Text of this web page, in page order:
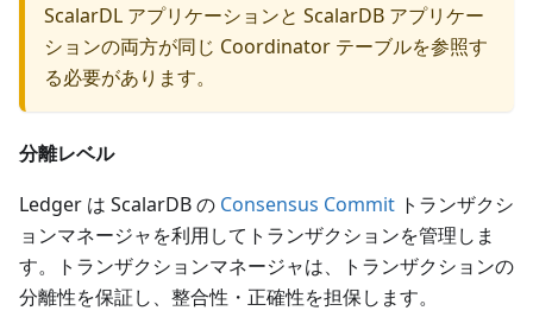
ScalarDL アプリケーションと ScalarDB アプリケー
ションの両方が同じ Coordinator テーブルを参照す
る必要があります。
分離レベル
Ledger は ScalarDB の Consensus Commit トランザクシ
ョンマネージャを利用してトランザクションを管理しま
す。トランザクションマネージャは、トランザクションの
分離性を保証し、整合性・正確性を担保します。